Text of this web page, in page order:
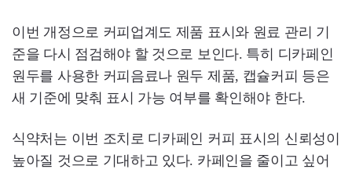
이번 개정으로 커피업계도 제품 표시와 원료 관리 기
준을 다시 점검해야 할 것으로 보인다. 특히 디카페인
원두를 사용한 커피음료나 원두 제품, 캡슐커피 등은
새 기준에 맞춰 표시 가능 여부를 확인해야 한다.
식약처는 이번 조치로 디카페인 커피 표시의 신뢰성이
높아질 것으로 기대하고 있다. 카페인을 줄이고 싶어